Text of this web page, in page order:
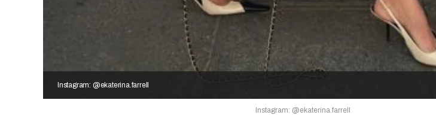
Instagram: @ekaterina.farrell
Instagram: @ekaterina.farrell